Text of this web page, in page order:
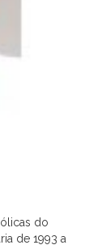
do
de 1993 a